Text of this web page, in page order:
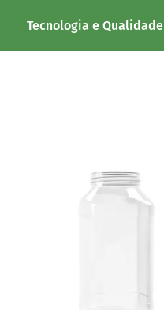
Tecnologia e Qualidade